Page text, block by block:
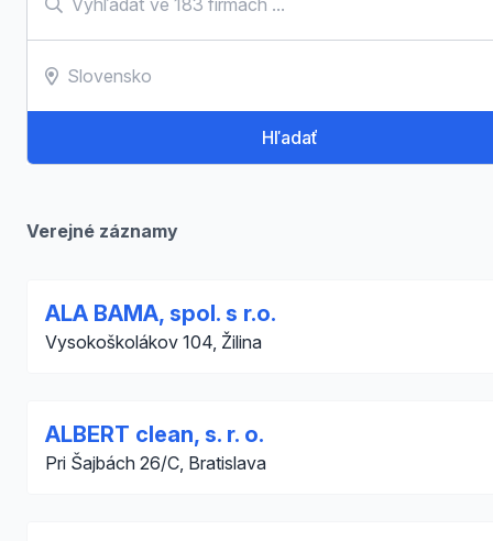
Hľadať
Verejné záznamy
ALA BAMA, spol. s r.o.
Vysokoškolákov 104, Žilina
ALBERT clean, s. r. o.
Pri Šajbách 26/C, Bratislava